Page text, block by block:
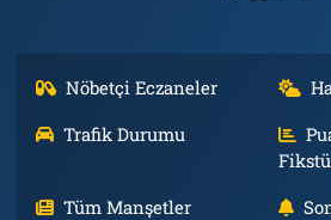
Nöbetçi Eczaneler
Trafik Durumu
Tüm Manşetler